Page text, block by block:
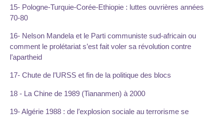
15- Pologne-Turquie-Corée-Ethiopie : luttes ouvrières années
70-80
16- Nelson Mandela et le Parti communiste sud-africain ou
comment le prolétariat s’est fait voler sa révolution contre
l’apartheid
17- Chute de l’URSS et fin de la politique des blocs
18 - La Chine de 1989 (Tiananmen) à 2000
19- Algérie 1988 : de l’explosion sociale au terrorisme se